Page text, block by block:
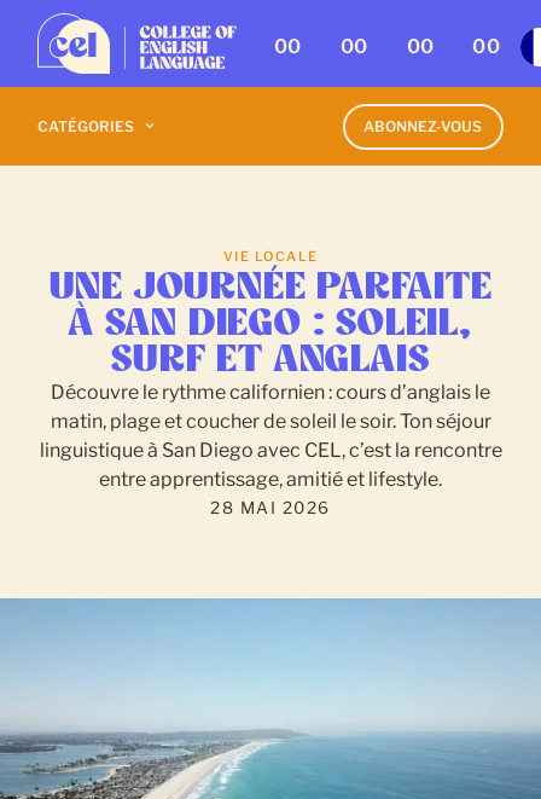
00 00 00 00
CATÉGORIES ABONNEZ-VOUS
VIE LOCALE
UNE JOURNÉE PARFAITE
À SAN DIEGO : SOLEIL,
SURF ET ANGLAIS
Découvre le rythme californien : cours d’anglais le
matin, plage et coucher de soleil le soir. Ton séjour
linguistique à San Diego avec CEL, c’est la rencontre
entre apprentissage, amitié et lifestyle.
28 MAI 2026